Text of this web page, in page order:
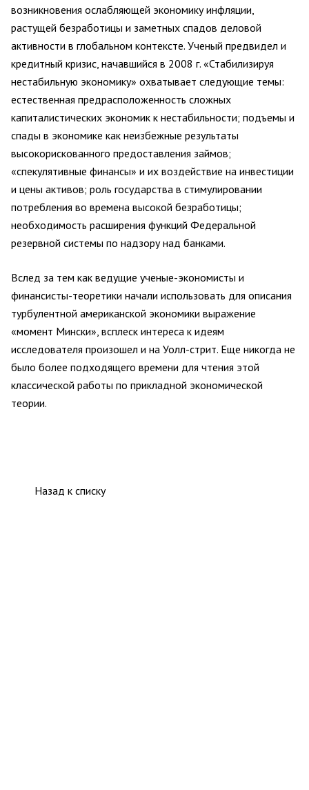
возникновения ослабляющей экономику инфляции,
растущей безработицы и заметных спадов деловой
активности в глобальном контексте. Ученый предвидел и
кредитный кризис, начавшийся в 2008 г. «Стабилизируя
нестабильную экономику» охватывает следующие темы:
естественная предрасположенность сложных
капиталистических экономик к нестабильности; подъемы и
спады в экономике как неизбежные результаты
высокорискованного предоставления займов;
«спекулятивные финансы» и их воздействие на инвестиции
и цены активов; роль государства в стимулировании
потребления во времена высокой безработицы;
необходимость расширения функций Федеральной
резервной системы по надзору над банками.
Вслед за тем как ведущие ученые-экономисты и
финансисты-теоретики начали использовать для описания
турбулентной американской экономики выражение
«момент Мински», всплеск интереса к идеям
исследователя произошел и на Уолл-стрит. Еще никогда не
было более подходящего времени для чтения этой
классической работы по прикладной экономической
теории.
Назад к списку